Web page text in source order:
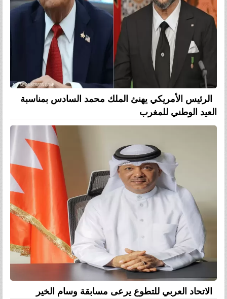
الرئيس الأمريكي يهنئ الملك محمد السادس بمناسبة
العيد الوطني للمغرب
الاتحاد العربي للتطوع يرعى مسابقة وسام الخير